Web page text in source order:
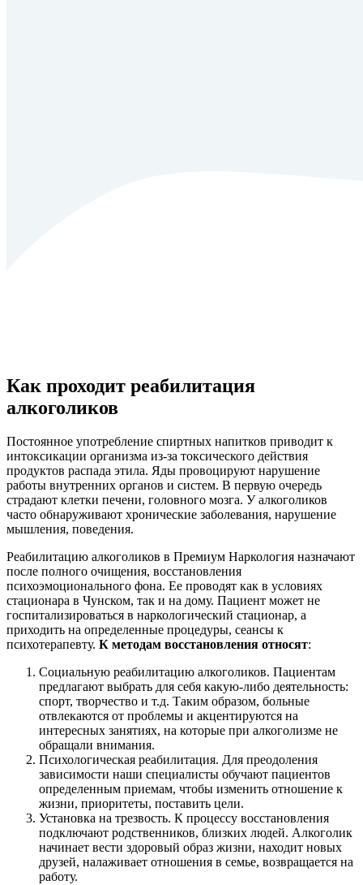
Как проходит реабилитация
алкоголиков
Постоянное употребление спиртных напитков приводит к
интоксикации организма из-за токсического действия
продуктов распада этила. Яды провоцируют нарушение
работы внутренних органов и систем. В первую очередь
страдают клетки печени, головного мозга. У алкоголиков
часто обнаруживают хронические заболевания, нарушение
мышления, поведения.
Реабилитацию алкоголиков в Премиум Наркология назначают
после полного очищения, восстановления
психоэмоционального фона. Ее проводят как в условиях
стационара в Чунском, так и на дому. Пациент может не
госпитализироваться в наркологический стационар, а
приходить на определенные процедуры, сеансы к
психотерапевту. К методам восстановления относят:
Социальную реабилитацию алкоголиков. Пациентам
предлагают выбрать для себя какую-либо деятельность:
спорт, творчество и т.д. Таким образом, больные
отвлекаются от проблемы и акцентируются на
интересных занятиях, на которые при алкоголизме не
обращали внимания.
Психологическая реабилитация. Для преодоления
зависимости наши специалисты обучают пациентов
определенным приемам, чтобы изменить отношение к
жизни, приоритеты, поставить цели.
Установка на трезвость. К процессу восстановления
подключают родственников, близких людей. Алкоголик
начинает вести здоровый образ жизни, находит новых
друзей, налаживает отношения в семье, возвращается на
работу.